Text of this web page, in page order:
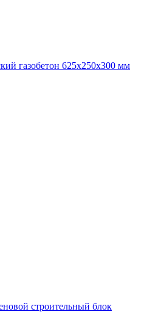
газобетон 625х250х300 мм
строительный блок